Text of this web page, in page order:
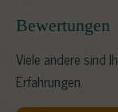
Bewertungen
Viele andere sind
Erfahrungen.